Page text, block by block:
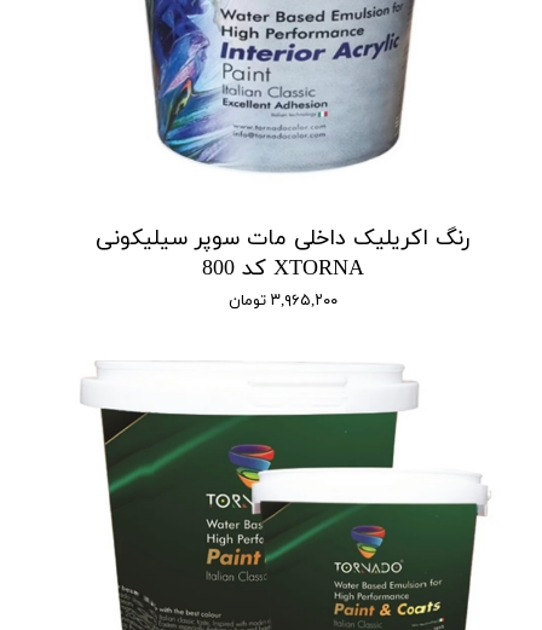
رنگ اکریلیک داخلی مات سوپر سیلیکونی
XTORNA کد 800
۳,۹۶۵,۲۰۰ تومان